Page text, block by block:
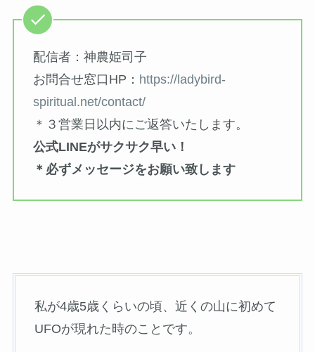
配信者：神農姫司子
お問合せ窓口HP： https://ladybird-
spiritual.net/contact/
＊３営業日以内にご返答いたします。
公式LINEがサクサク早い！
＊必ずメッセージをお願い致します
私が4歳5歳くらいの頃、近くの山に初めて
UFOが現れた時のことです。